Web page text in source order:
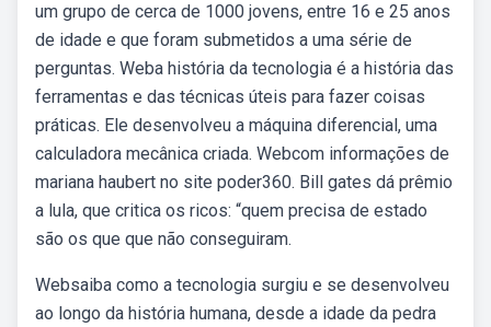
um grupo de cerca de 1000 jovens, entre 16 e 25 anos
de idade e que foram submetidos a uma série de
perguntas. Weba história da tecnologia é a história das
ferramentas e das técnicas úteis para fazer coisas
práticas. Ele desenvolveu a máquina diferencial, uma
calculadora mecânica criada. Webcom informações de
mariana haubert no site poder360. Bill gates dá prêmio
a lula, que critica os ricos: “quem precisa de estado
são os que que não conseguiram.
Websaiba como a tecnologia surgiu e se desenvolveu
ao longo da história humana, desde a idade da pedra